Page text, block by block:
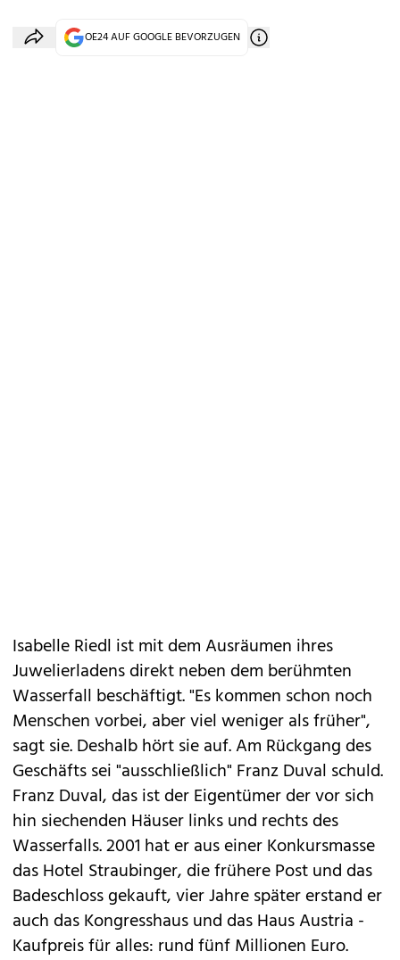
OE24 AUF GOOGLE BEVORZUGEN
Isabelle Riedl ist mit dem Ausräumen ihres
Juwelierladens direkt neben dem berühmten
Wasserfall beschäftigt. "Es kommen schon noch
Menschen vorbei, aber viel weniger als früher",
sagt sie. Deshalb hört sie auf. Am Rückgang des
Geschäfts sei "ausschließlich" Franz Duval schuld.
Franz Duval, das ist der Eigentümer der vor sich
hin siechenden Häuser links und rechts des
Wasserfalls. 2001 hat er aus einer Konkursmasse
das Hotel Straubinger, die frühere Post und das
Badeschloss gekauft, vier Jahre später erstand er
auch das Kongresshaus und das Haus Austria -
Kaufpreis für alles: rund fünf Millionen Euro.